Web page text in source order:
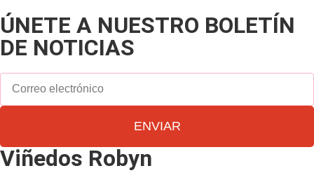
ÚNETE A NUESTRO BOLETÍN
DE NOTICIAS
ENVIAR
Viñedos Robyn